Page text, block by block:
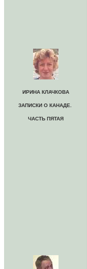
ИРИНА КЛАЧКОВА
ЗАПИСКИ О КАНАДЕ.
ЧАСТЬ ПЯТАЯ